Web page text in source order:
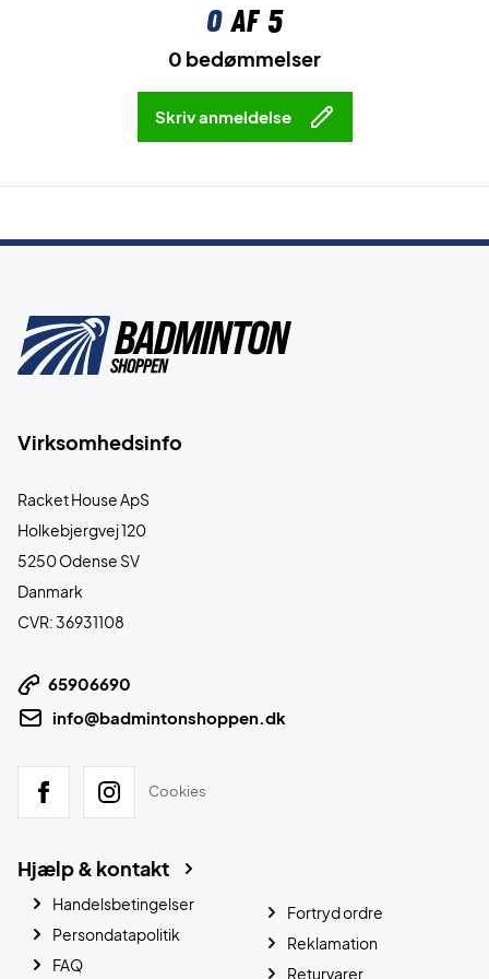
0af 5
0 bedømmelser
Skriv anmeldelse
Virksomhedsinfo
Racket House ApS
Holkebjergvej 120
5250 Odense SV
Danmark
CVR: 36931108
65906690
info@badmintonshoppen.dk
Cookies
Hjælp & kontakt
Handelsbetingelser
Persondatapolitik
FAQ
Fortryd ordre
Reklamation
Returvarer